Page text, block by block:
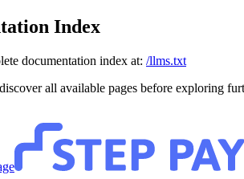
Index
documentation index at: /llms.txt
all available pages before exploring